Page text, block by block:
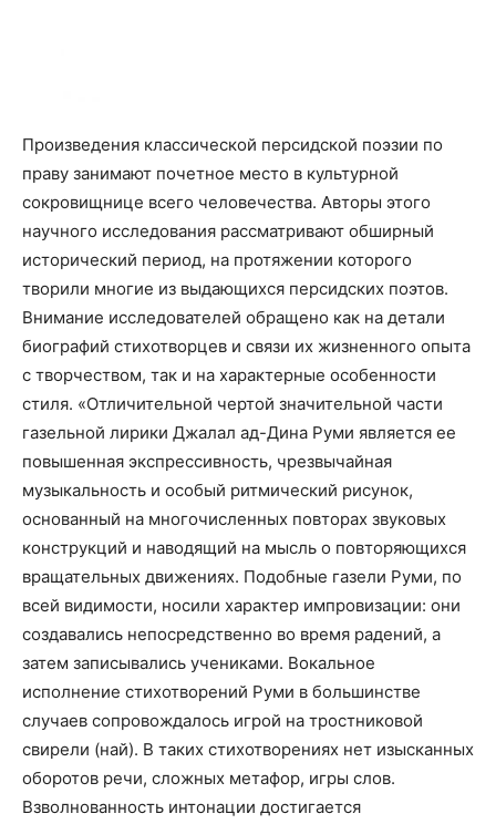
Произведения классической персидской поэзии по
праву занимают почетное место в культурной
сокровищнице всего человечества. Авторы этого
научного исследования рассматривают обширный
исторический период, на протяжении которого
творили многие из выдающихся персидских поэтов.
Внимание исследователей обращено как на детали
биографий стихотворцев и связи их жизненного опыта
с творчеством, так и на характерные особенности
стиля. «Отличительной чертой значительной части
газельной лирики Джалал ад-Дина Руми является ее
повышенная экспрессивность, чрезвычайная
музыкальность и особый ритмический рисунок,
основанный на многочисленных повторах звуковых
конструкций и наводящий на мысль о повторяющихся
вращательных движениях. Подобные газели Руми, по
всей видимости, носили характер импровизации: они
создавались непосредственно во время радений, а
затем записывались учениками. Вокальное
исполнение стихотворений Руми в большинстве
случаев сопровождалось игрой на тростниковой
свирели (най). В таких стихотворениях нет изысканных
оборотов речи, сложных метафор, игры слов.
Взволнованность интонации достигается